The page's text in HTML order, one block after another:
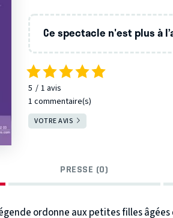
Ce spectacle n'est plus à
5 1 avis
1 commentaire(s)
VOTRE AVIS
PRESSE (0)
ordonne aux petites filles